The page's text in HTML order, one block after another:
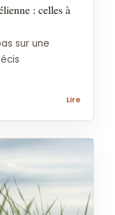
: celles à
sur une
Lire